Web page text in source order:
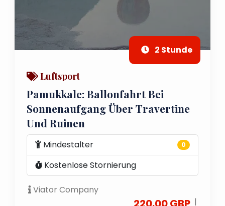
2 Stunde
Luftsport
Pamukkale: Ballonfahrt Bei
Sonnenaufgang Über Travertine
Und Ruinen
Mindestalter 0
Kostenlose Stornierung
Viator Company
|